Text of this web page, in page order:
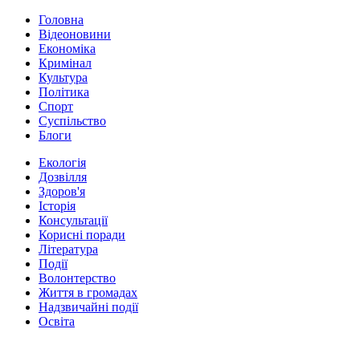
Головна
Відеоновини
Економіка
Кримінал
Культура
Політика
Спорт
Суспільство
Блоги
Екологія
Дозвілля
Здоров'я
Історія
Консультації
Корисні поради
Література
Події
Волонтерство
Життя в громадах
Надзвичайні події
Освіта